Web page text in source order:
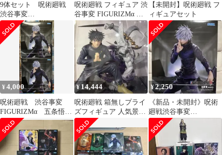
9体セット 呪術廻戦
渋谷事変
FIGURIZMα“五条
悟”「無量空処」
呪術廻戦 フィギュア 渋
谷事変 FIGURIZMα 五
条悟 「無量空処」計15
【未開封】呪術廻戦 フ
ィギュアセット
¥4,000
呪術廻戦 渋谷事変
FIGURIZMα 五条悟
「無量空処」 2体セッ
ト
¥ 14,444
呪術廻戦 箱無しプライ
ズフィギュア 人気景
品 まとめ売り
¥2,250
《新品・未開封》呪術
廻戦渋谷事変
FIGURIZMα“五条
悟”「無量空処」